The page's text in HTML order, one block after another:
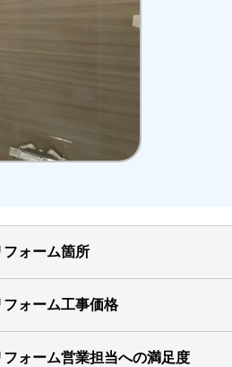
フォーム箇所
フォーム工事価格
フォーム営業担当への満足度